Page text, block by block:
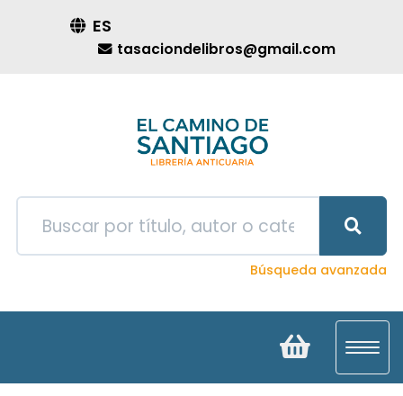
ES
tasaciondelibros@gmail.com
Búsqueda avanzada